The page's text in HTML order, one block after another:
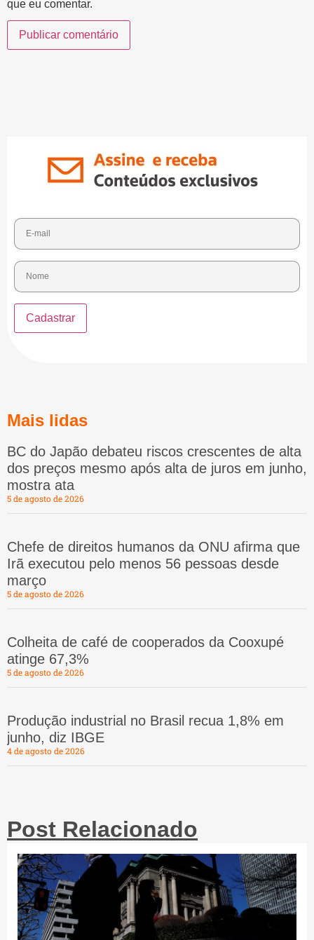
que eu comentar.
Mais lidas
BC do Japão debateu riscos crescentes de alta
dos preços mesmo após alta de juros em junho,
mostra ata
5 de agosto de 2026
Chefe de direitos humanos da ONU afirma que
Irã executou pelo menos 56 pessoas desde
março
5 de agosto de 2026
Colheita de café de cooperados da Cooxupé
atinge 67,3%
5 de agosto de 2026
Produção industrial no Brasil recua 1,8% em
junho, diz IBGE
4 de agosto de 2026
Post Relacionado